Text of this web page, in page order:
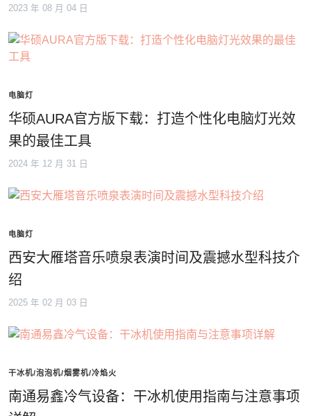
2023 年 08 月 04 日
电脑灯
华硕AURA官方版下载：打造个性化电脑灯光效
果的最佳工具
2024 年 12 月 31 日
电脑灯
西安大雁塔音乐喷泉表演时间及震撼水型科技介
绍
2025 年 02 月 03 日
干冰机/泡泡机/烟雾机/冷焰火
南通易鑫冷气设备：干冰机使用指南与注意事项